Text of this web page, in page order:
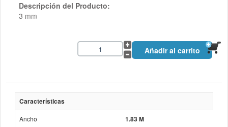
Descripción del Producto:
3 mm
Características
Ancho 1.83 M